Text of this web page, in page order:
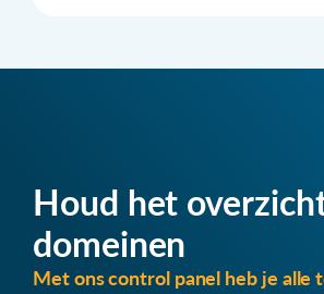
Houd het
domeinen
Met ons control panel heb je alle